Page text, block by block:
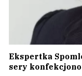
Ekspertka
sery